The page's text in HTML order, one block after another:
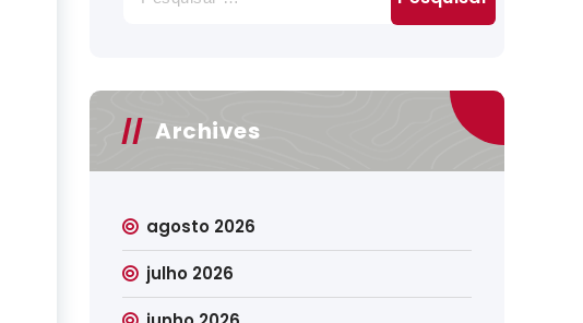
por:
Archives
agosto 2026
julho 2026